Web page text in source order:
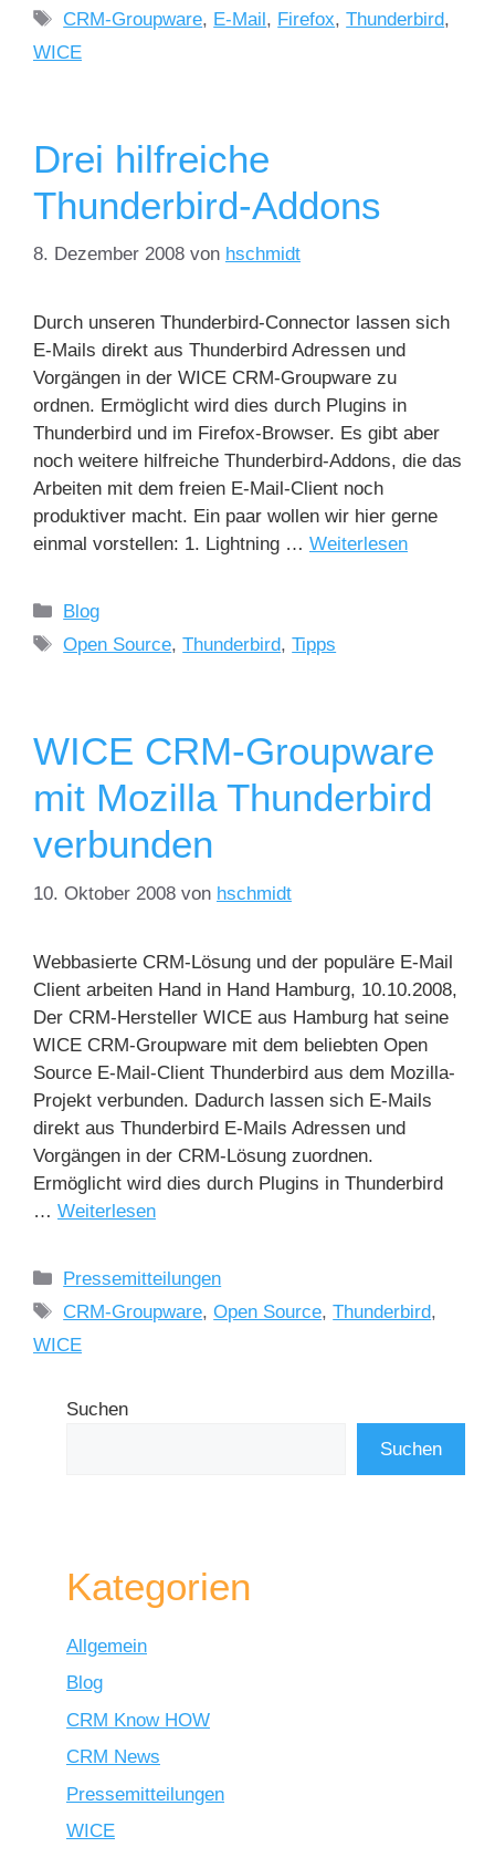
CRM-Groupware, E-Mail, Firefox,Thunderbird,
WICE
Drei hilfreiche
Thunderbird-Addons
8. Dezember 2008 von hschmidt
Durch unseren Thunderbird-Connector lassen sich
E-Mails direkt aus Thunderbird Adressen und
Vorgängen in der WICE CRM-Groupware zu
ordnen. Ermöglicht wird dies durch Plugins in
Thunderbird und im Firefox-Browser. Es gibt aber
noch weitere hilfreiche Thunderbird-Addons, die das
Arbeiten mit dem freien E-Mail-Client noch
produktiver macht. Ein paar wollen wir hier gerne
einmal vorstellen: 1. Lightning … Weiterlesen
Blog
Open Source,Thunderbird,Tipps
WICE CRM-Groupware
mit Mozilla Thunderbird
verbunden
10. Oktober 2008 von hschmidt
Webbasierte CRM-Lösung und der populäre E-Mail
Client arbeiten Hand in Hand Hamburg, 10.10.2008,
Der CRM-Hersteller WICE aus Hamburg hat seine
WICE CRM-Groupware mit dem beliebten Open
Source E-Mail-Client Thunderbird aus dem Mozilla-
Projekt verbunden. Dadurch lassen sich E-Mails
direkt aus Thunderbird E-Mails Adressen und
Vorgängen in der CRM-Lösung zuordnen.
Ermöglicht wird dies durch Plugins in Thunderbird
… Weiterlesen
Pressemitteilungen
CRM-Groupware,Open Source,Thunderbird,
WICE
Suchen
Suchen
Kategorien
Allgemein
Blog
CRM Know HOW
CRM News
Pressemitteilungen
WICE